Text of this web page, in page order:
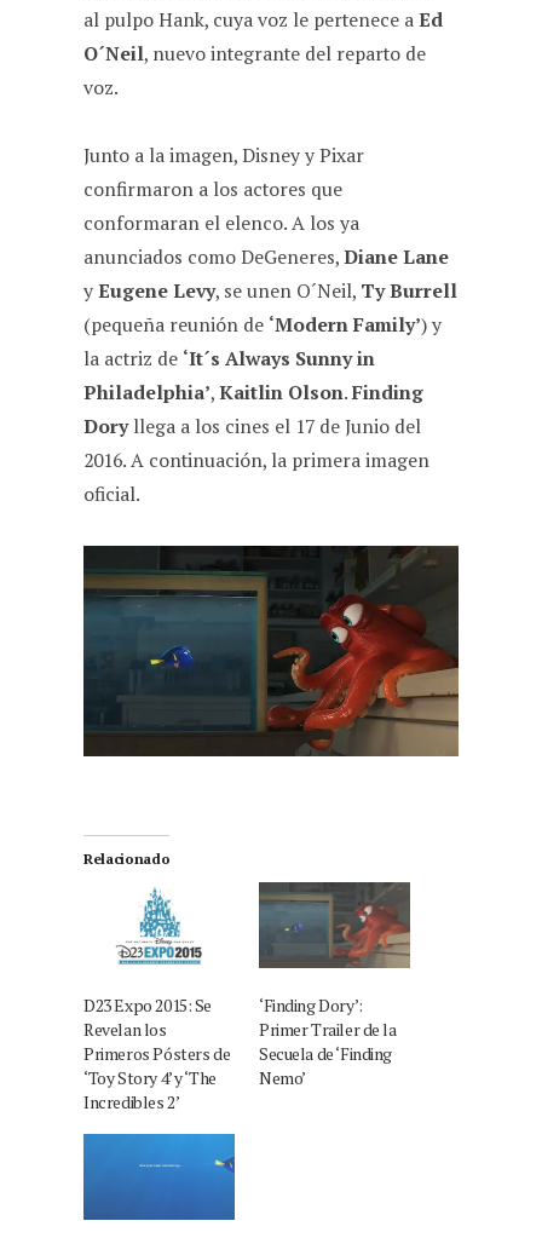
al pulpo Hank, cuya voz le pertenece aEd
O´Neil, nuevo integrante del reparto de
voz.
Junto a la imagen, Disney y Pixar
confirmaron a los actores que
conformaran el elenco. A los ya
anunciados como DeGeneres,Diane Lane
yEugene Levy, se unen O´Neil, Ty Burrell
(pequeña reunión de ‘Modern Family’) y
la actriz de ‘It´s Always Sunny in
Philadelphia’,Kaitlin Olson.Finding
Doryllega a los cines el 17 de Junio del
2016. A continuación, la primera imagen
oficial.
Relacionado
D23 Expo 2015: Se
Revelan los
Primeros Pósters de
‘Toy Story 4’ y ‘The
Incredibles 2’
‘Finding Dory’:
Primer Trailer de la
Secuela de ‘Finding
Nemo’